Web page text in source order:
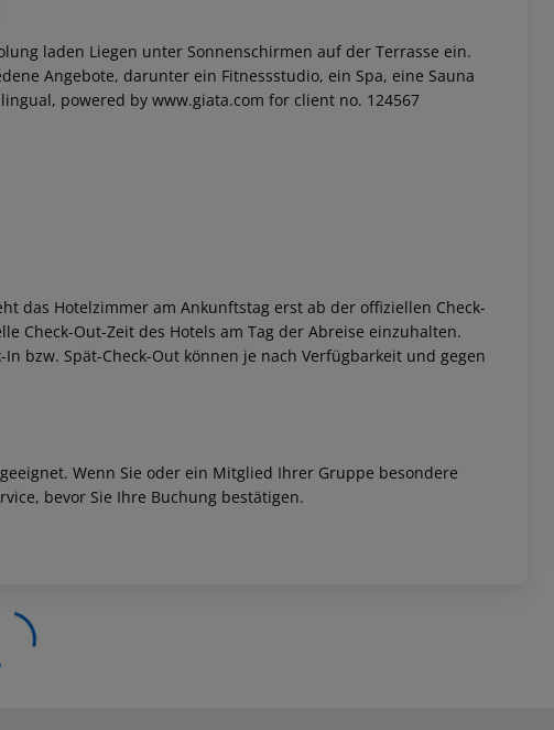
laden Liegen unter Sonnenschirmen auf der Terrasse ein.
Angebote, darunter ein Fitnessstudio, ein Spa, eine Sauna
powered by www.giata.com for client no. 124567
das Hotelzimmer am Ankunftstag erst ab der offiziellen Check-
Check-Out-Zeit des Hotels am Tag der Abreise einzuhalten.
bzw. Spät-Check-Out können je nach Verfügbarkeit und gegen
Wenn Sie oder ein Mitglied Ihrer Gruppe besondere
bevor Sie Ihre Buchung bestätigen.